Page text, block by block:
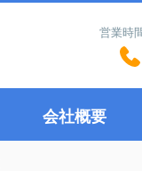
営業時
会社概要